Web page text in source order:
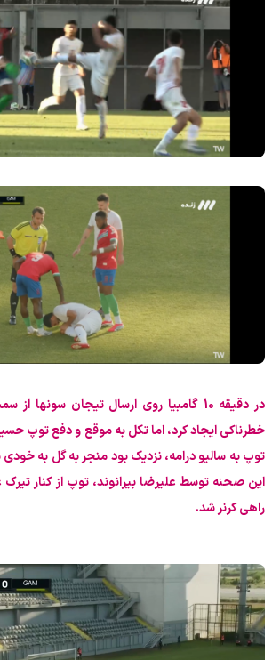
در دقیقه 10 گامبیا روی ارسال تیجان
خطرناکی ایجاد کرد، اما تکل به موقع و دفع توپ
توپ به سالیو درامه، نزدیک بود منجر به گل به
این صحنه توسط علیرضا بیرانوند، توپ از کنار
راهی کرنر شد.